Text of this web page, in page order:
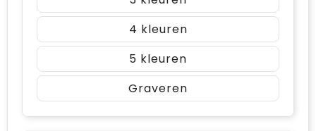
4
5
Graveren